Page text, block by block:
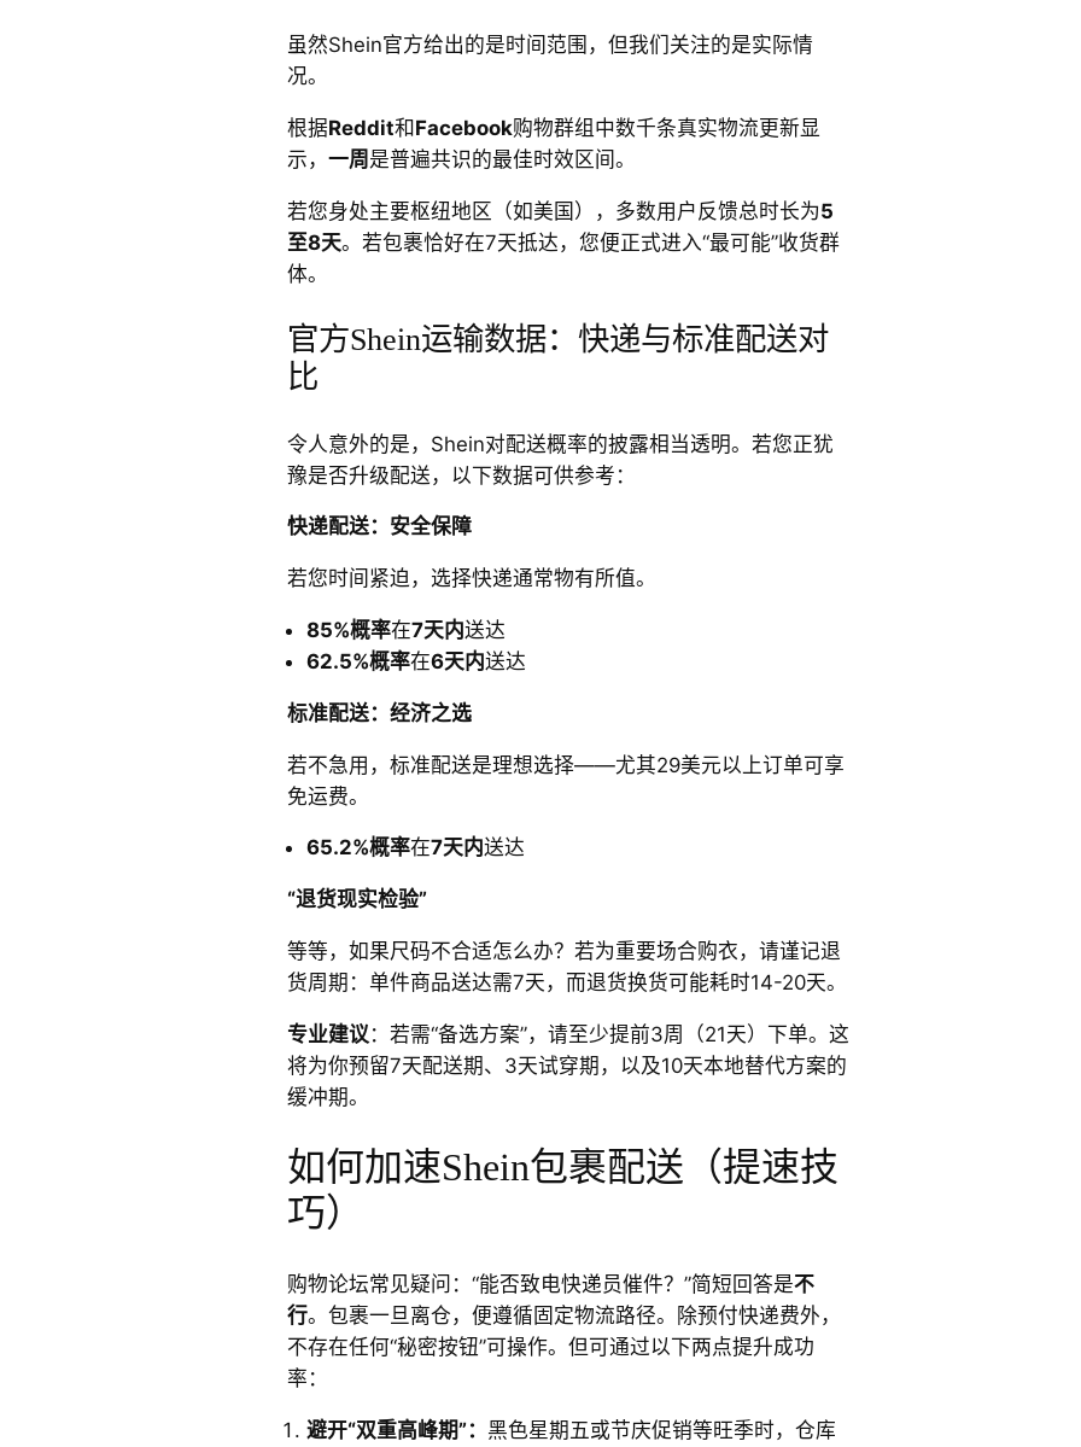
虽然Shein官方给出的是时间范围，但我们关注的是实际情
况。
根据Reddit和Facebook购物群组中数千条真实物流更新显
示， 一周 是普遍共识的最佳时效区间。
若您身处主要枢纽地区（如美国），多数用户反馈总时长为5
至8天。若包裹恰好在7天抵达，您便正式进入“最可能”收货群
体。
官方Shein运输数据：快递与标准配送对
比
令人意外的是，Shein对配送概率的披露相当透明。若您正犹
豫是否升级配送，以下数据可供参考：
快递配送：安全保障
若您时间紧迫，选择快递通常物有所值。
85%概率在7天内送达
62.5%概率在6天内送达
标准配送：经济之选
若不急用，标准配送是理想选择——尤其29美元以上订单可享
免运费。
65.2%概率在7天内送达
“退货现实检验”
等等，如果尺码不合适怎么办？若为重要场合购衣，请谨记退
货周期：单件商品送达需7天，而退货换货可能耗时14-20天。
专业建议 ：若需“备选方案”，请至少提前3周（21天）下单。这
将为你预留7天配送期、3天试穿期，以及10天本地替代方案的
缓冲期。
如何加速Shein包裹配送（提速技
巧）
购物论坛常见疑问：“能否致电快递员催件？”简短回答是不
行。包裹一旦离仓，便遵循固定物流路径。除预付快递费外，
不存在任何“秘密按钮”可操作。但可通过以下两点提升成功
率：
避开“双重高峰期”： 黑色星期五或节庆促销等旺季时，仓库